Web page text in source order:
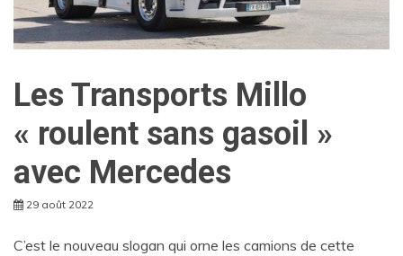
Les Transports Millo
« roulent sans gasoil »
avec Mercedes
29 août 2022
C’est le nouveau slogan qui orne les camions de cette